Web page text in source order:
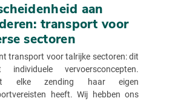
aan
transport voor
sectoren
transport voor talrijke sectoren: dit
individuele vervoersconcepten.
elke zending haar eigen
heeft. Wij hebben ons